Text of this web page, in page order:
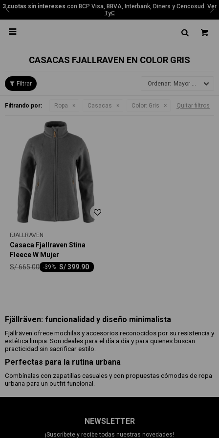
3 cuotas sin intereses con BCP Visa, BBVA, Interbank, Diners y Cencosud. Ver
TyC

CASACAS FJALLRAVEN EN COLOR GRIS
Mayor precio
Filtrando por: Ropa Casacas Color: Gris Quitar filtros
FJALLRAVEN
Casaca Fjallraven Stina
Fleece W Mujer
S/399.90
-39
S/665.00
Fjällräven: funcionalidad y diseño minimalista
Fjällräven ofrece mochilas y accesorios reconocidos por su resistencia y
estética limpia. Son ideales para el día a día y para quienes buscan
practicidad sin sacrificar estilo.
Perfectas para la rutina urbana
Combínalas con zapatillas casuales y con propuestas cómodas de ropa
urbana para un outfit funcional.
NEWSLETTER
¡Suscríbete y recibe todas nuestras novedades!